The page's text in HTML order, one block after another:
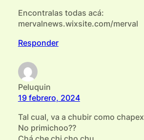
Encontralas todas acá:
mervalnews.wixsite.com/merval
Responder
Peluquin
19 febrero, 2024
Tal cual, va a chubir como chapex
No primichoo??